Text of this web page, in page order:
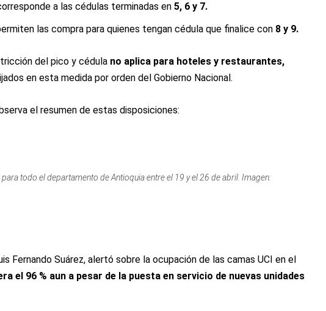
a las cédulas terminadas en 5, 6 y 7.
las compra para quienes tengan cédula que finalice con 8 y 9.
del pico y cédula no aplica para hoteles y restaurantes,
en esta medida por orden del Gobierno Nacional.
el resumen de estas disposiciones:
todo el departamento de Antioquia entre el 19 y el 26 de abril. Imagen:
Fernando Suárez, alertó sobre la ocupación de las camas UCI en el
el 96 % aun a pesar de la puesta en servicio de nuevas unidades